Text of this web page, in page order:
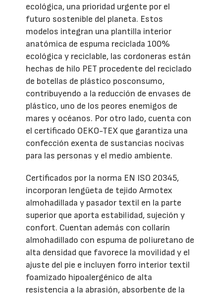
ecológica, una prioridad urgente por el
futuro sostenible del planeta. Estos
modelos integran una plantilla interior
anatómica de espuma reciclada 100%
ecológica y reciclable, las cordoneras están
hechas de hilo PET procedente del reciclado
de botellas de plástico posconsumo,
contribuyendo a la reducción de envases de
plástico, uno de los peores enemigos de
mares y océanos. Por otro lado, cuenta con
el certificado OEKO-TEX que garantiza una
confección exenta de sustancias nocivas
para las personas y el medio ambiente.
Certificados por la norma EN ISO 20345,
incorporan lengüeta de tejido Armotex
almohadillada y pasador textil en la parte
superior que aporta estabilidad, sujeción y
confort. Cuentan además con collarín
almohadillado con espuma de poliuretano de
alta densidad que favorece la movilidad y el
ajuste del pie e incluyen forro interior textil
foamizado hipoalergénico de alta
resistencia a la abrasión, absorbente de la